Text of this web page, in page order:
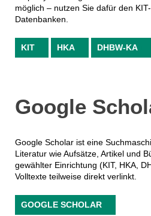
möglich – nutzen Sie dafür den
Datenbanken.
KIT HKA DHBW-KA
Google
Google Scholar ist eine
Literatur wie Aufsätze, Artikel und
gewählter Einrichtung (KIT, HKA,
Volltexte teilweise direkt verlinkt.
GOOGLE SCHOLAR